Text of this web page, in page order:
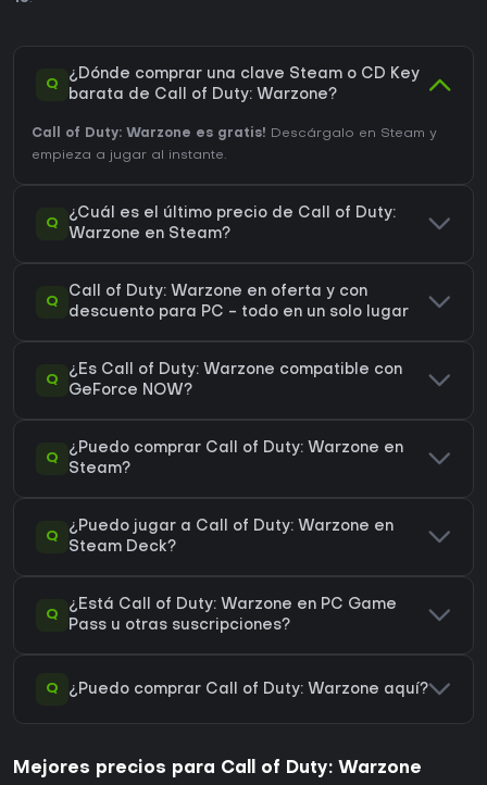
Q
¿Dónde comprar una clave Steam o CD Key
barata de Call of Duty: Warzone?
Call of Duty: Warzone es gratis! Descárgalo en Steam y
empieza a jugar al instante.
Q
¿Cuál es el último precio de Call of Duty:
Warzone en Steam?
Q
Call of Duty: Warzone en oferta y con
descuento para PC - todo en un solo lugar
Q
¿Es Call of Duty: Warzone compatible con
GeForce NOW?
Q
¿Puedo comprar Call of Duty: Warzone en
Steam?
Q
¿Puedo jugar a Call of Duty: Warzone en
Steam Deck?
Q
¿Está Call of Duty: Warzone en PC Game
Pass u otras suscripciones?
Q ¿Puedo comprar Call of Duty: Warzone aquí?
Mejores precios para Call of Duty: Warzone